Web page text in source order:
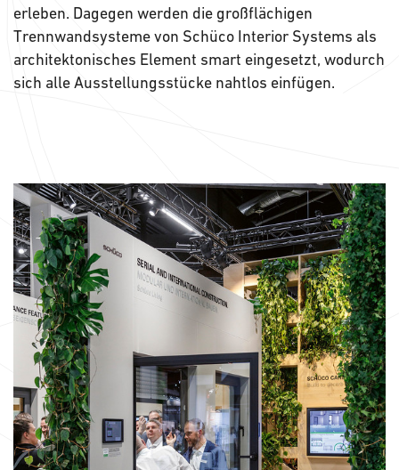
erleben. Dagegen werden die großflächigen
Trennwandsysteme von Schüco Interior Systems als
architektonisches Element smart eingesetzt, wodurch
sich alle Ausstellungsstücke nahtlos einfügen.